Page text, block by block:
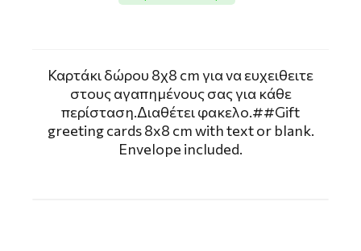
Καρτάκι δώρου 8χ8 cm για να ευχειθειτε
στους αγαπημένους σας για κάθε
περίσταση.Διαθέτει φακελο.##Gift
greeting cards 8x8 cm with text or blank.
Envelope included.